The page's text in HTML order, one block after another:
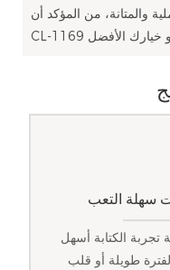
والمتانة، من المؤكد أن
سهلة التعب
تجربة الكتابة أسهل
طويلة أو قلب